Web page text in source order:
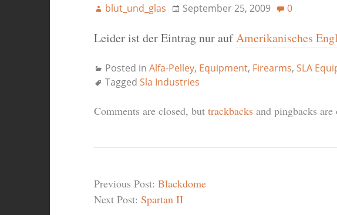
blut_und_glas September 25, 2009 0
Leider ist der Eintrag nur aufAmerikanisches
Posted in Alfa-Pelley, Equipment, Firearms, SLA
Tagged Sla Industries
Comments are closed, but trackbacksand pingbacks are
Previous Post: Blackdome
Next Post: Spartan II